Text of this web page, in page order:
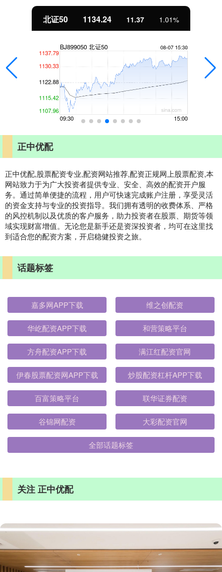
北证50 1134.24 11.37 1.01%
正中优配
正中优配,股票配资专业,配资网站推荐,配资正规网上股票配资,本
网站致力于为广大投资者提供专业、安全、高效的配资开户服
务。通过简单便捷的流程，用户可快速完成账户注册，享受灵活
的资金支持与专业的投资指导。我们拥有透明的收费体系、严格
的风控机制以及优质的客户服务，助力投资者在股票、期货等领
域实现财富增值。无论您是新手还是资深投资者，均可在这里找
到适合您的配资方案，开启稳健投资之旅。
话题标签
嘉多网APP下载 维之创配资
华屹配资APP下载 和营策略平台
方舟配资APP下载 满江红配资官网
伊春股票配资网APP下载 炒股配资杠杆APP下载
百富策略平台 联华证券配资
谷锦网配资 大彩配资官网
全部话题标签
关注 正中优配